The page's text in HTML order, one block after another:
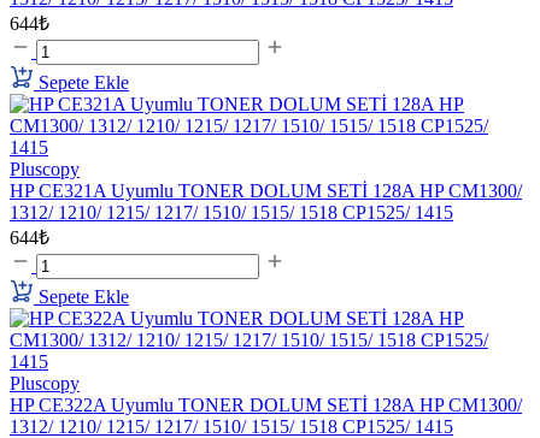
644₺
Sepete Ekle
Pluscopy
HP CE321A Uyumlu TONER DOLUM SETİ 128A HP CM1300/
1312/ 1210/ 1215/ 1217/ 1510/ 1515/ 1518 CP1525/ 1415
644₺
Sepete Ekle
Pluscopy
HP CE322A Uyumlu TONER DOLUM SETİ 128A HP CM1300/
1312/ 1210/ 1215/ 1217/ 1510/ 1515/ 1518 CP1525/ 1415